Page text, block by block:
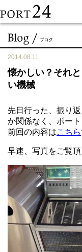
2014.08.11
懐かしい？それ
い機械
先日行った、振り
か関係なく、ポー
前回の内容はこちら
早速、写真をご覧頂